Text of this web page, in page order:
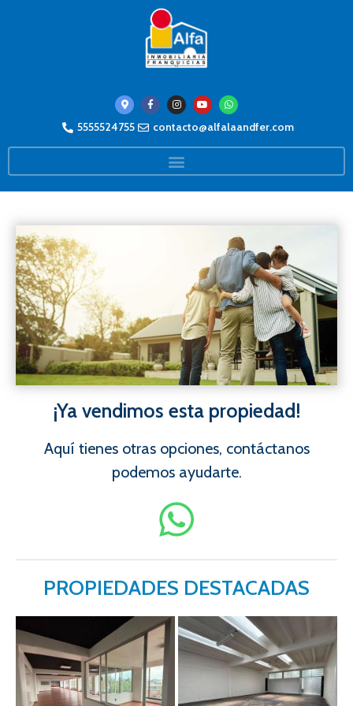
5555524755 contacto@alfalaandfer.com
¡Ya vendimos esta propiedad!
Aquí tienes otras opciones, contáctanos
podemos ayudarte.
PROPIEDADES DESTACADAS